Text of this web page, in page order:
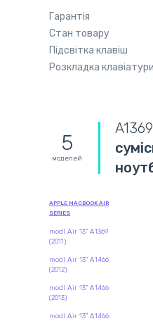
Гарантія
Стан товару
Підсвітка клавіш
Розкладка клавіатури
5
моделей
APPLE MACBOOK AIR
SERIES
modl Air 13" A1369
(2011)
modl Air 13" A1466
(2012)
modl Air 13" A1466
(2013)
modl Air 13" A1466